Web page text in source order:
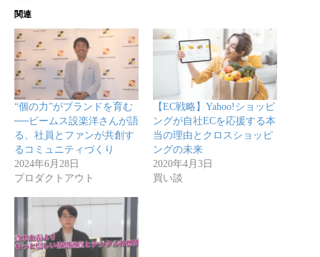
関連
“個の力”がブランドを育む
──ビームス設楽洋さんが語
る、社員とファンが共創す
るコミュニティづくり
2024年6月28日
プロダクトアウト
【EC戦略】Yahoo!ショッピ
ングが自社ECを応援する本
当の理由とクロスショッピ
ングの未来
2020年4月3日
買い談